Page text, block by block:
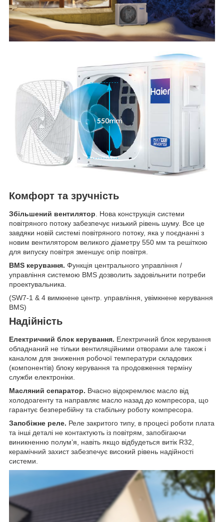
Комфорт та зручність
Збільшений вентилятор . Нова конструкція системи
повітряного потоку забезпечує низький рівень шуму. Все це
завдяки новій системі повітряного потоку, яка у поєднанні з
новим вентилятором великого діаметру 550 мм та решіткою
для випуску повітря зменшує опір повітря.
BMS керування. Функція центрального управління /
управління системою BMS дозволить задовільнити потреби
проектувальника.
(SW7-1 & 4 вимкнене центр. управління, увімкнене керування
BMS)
Надійність
Електричний блок керування. Електричний блок керування
обладнаний не тільки вентиляційними отворами але також і
каналом для зниження робочої температури складових
(компонентів) блоку керування та продовження терміну
служби електроніки.
Масляний сепаратор. Вчасно відокремлює масло від
холодоагенту та направляє масло назад до компресора, що
гарантує безперебійну та стабільну роботу компресора.
Запобіжне реле. Реле закритого типу, в процесі роботи плата
та інші деталі не контактують із повітрям, запобігаючи
виникненню полум’я, навіть якщо відбудеться витік R32,
керамічний захист забезпечує високий рівень надійності
системи.